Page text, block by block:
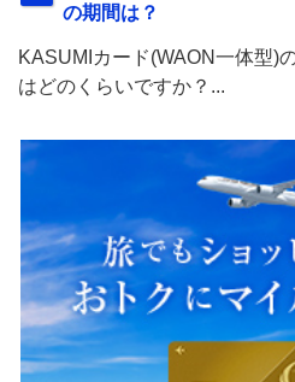
の期間は？
KASUMIカード(WAON一体型)
はどのくらいですか？...